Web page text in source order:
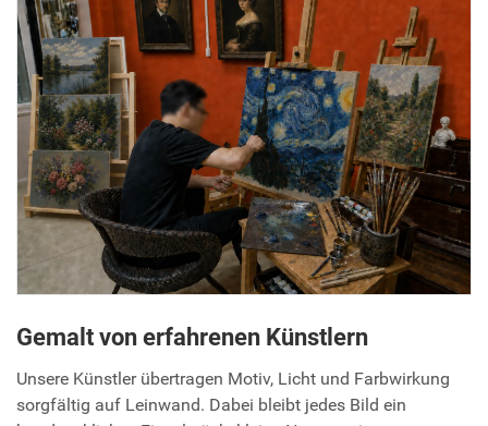
Gemalt von erfahrenen Künstlern
Unsere Künstler übertragen Motiv, Licht und Farbwirkung
sorgfältig auf Leinwand. Dabei bleibt jedes Bild ein